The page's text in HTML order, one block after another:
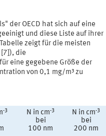
der OECD hat sich auf eine
und diese Liste auf ihrer
zeigt für die meisten
die
eine gegebene Größe der
von 0,1 mg/m³ zu
-3 N in cm-3
bei
100 nm
N in cm-3
bei
200 nm